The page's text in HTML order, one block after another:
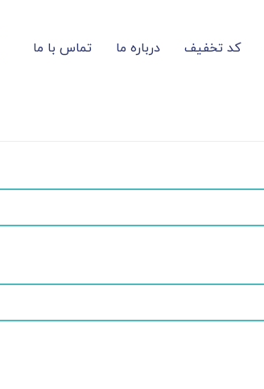
کد تخفیف درباره ما تماس با ما